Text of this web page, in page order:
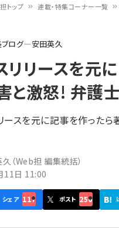
トップ 連載・特集コーナー一覧
ログ―安田英久
リリースを元
と激怒! 弁護
ースを元に記事を作った
（Web担 編集統括）
11日 11:00
シェア 117 ポスト 256